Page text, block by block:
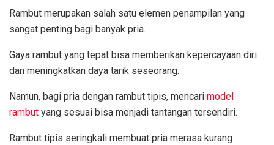
Rambut merupakan salah satu elemen penampilan yang
sangat penting bagi banyak pria.
Gaya rambut yang tepat bisa memberikan kepercayaan diri
dan meningkatkan daya tarik seseorang.
Namun, bagi pria dengan rambut tipis, mencari model
rambut yang sesuai bisa menjadi tantangan tersendiri.
Rambut tipis seringkali membuat pria merasa kurang